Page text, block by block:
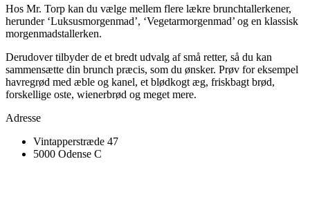
Hos Mr. Torp kan du vælge mellem flere lækre brunchtallerkener,
herunder ‘Luksusmorgenmad’, ‘Vegetarmorgenmad’ og en klassisk
morgenmadstallerken.
Derudover tilbyder de et bredt udvalg af små retter, så du kan
sammensætte din brunch præcis, som du ønsker. Prøv for eksempel
havregrød med æble og kanel, et blødkogt æg, friskbagt brød,
forskellige oste, wienerbrød og meget mere.
Adresse
Vintapperstræde 47
5000 Odense C